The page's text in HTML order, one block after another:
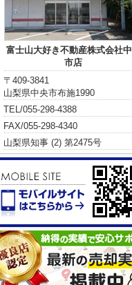
富士山大好き不動産株式会社
市店
〒409-3841
山梨県中央市布施1990
TEL/055-298-4388
FAX/055-298-4340
山梨県知事 (2) 第2475号